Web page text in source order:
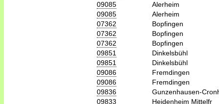
09085
Alerheim
09085
Alerheim
07362
Bopfingen
07362
Bopfingen
07362
Bopfingen
09851
Dinkelsbühl
09851
Dinkelsbühl
09086
Fremdingen
09086
Fremdingen
09836
Gunzenhausen-
09833
Heidenheim Mittelfr